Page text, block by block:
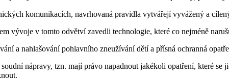
komunikacích, navrhovaná pravidla vytvářejí vyvážený a
vývoje v tomto odvětví zavedli technologie, které co nejméně
a nahlašování pohlavního zneužívání dětí a přísná ochranná
nápravy, tzn. mají právo napadnout jakékoli opatření, které